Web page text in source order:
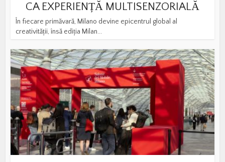
CA EXPERIENȚĂ MULTISENZORIALĂ
În fiecare primăvară, Milano devine epicentrul global al
creativității, însă ediția Milan...